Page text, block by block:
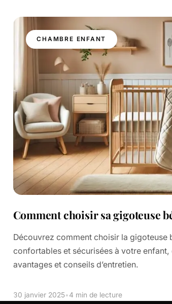
CHAMBRE ENFANT
Comment choisir sa gigoteuse
Découvrez comment choisir la gigoteuse
confortables et sécurisées à votre
avantages et conseils d’entretien.
30 janvier 2025•4 min de lecture